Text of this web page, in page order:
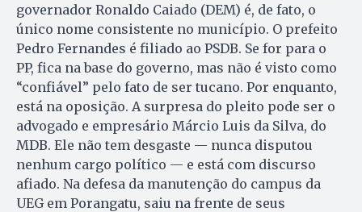
governador Ronaldo Caiado (DEM) é, de fato, o
único nome consistente no município. O prefeito
Pedro Fernandes é filiado ao PSDB. Se for para o
PP, fica na base do governo, mas não é visto como
“confiável” pelo fato de ser tucano. Por enquanto,
está na oposição. A surpresa do pleito pode ser o
advogado e empresário Márcio Luis da Silva, do
MDB. Ele não tem desgaste — nunca disputou
nenhum cargo político — e está com discurso
afiado. Na defesa da manutenção do campus da
UEG em Porangatu, saiu na frente de seus